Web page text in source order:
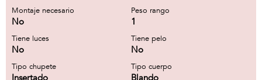
Montaje necesario
No
Peso rango
1
Tiene luces
No
Tiene pelo
No
Tipo chupete
Insertado
Tipo cuerpo
Blando